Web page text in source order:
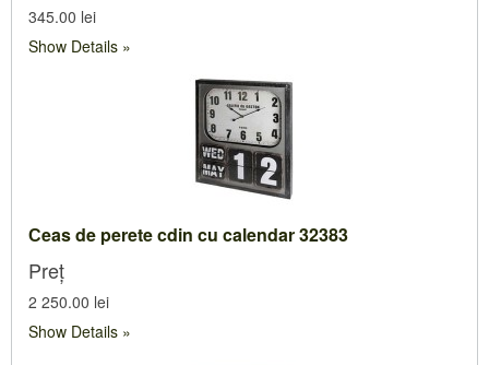
345.00 lei
Show Details
Сeas de perete cdin cu calendar 32383
Preț
2 250.00 lei
Show Details